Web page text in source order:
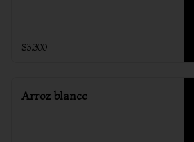
$3.300
Arroz blanco